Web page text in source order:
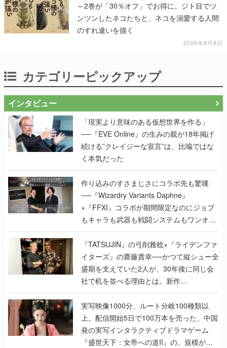
～2巻が「30％オフ」でお得に。ジト目でツ
ンツンしたネコたちと、ネコを溺愛する人間
のすれ違いを描く
2026年8月8日
カテゴリーピックアップ
インタビュー
「現実より意味のある仮想世界を作る」
──『EVE Online』の生みの親が18年掲げ
続ける”クレイジーな宣言”は、比喩ではな
く本気だった
作り込みのすさまじさにコラボ先も驚嘆
──『Wizardry Variants Daphne』
×『FFXI』コラボが期間限定なのにジョブ
もキャラも武器も戦闘システムもワンオフ
で作り込まれた理由を両ディレクターに聞
く
『TATSUJIN』の弓削雅稔×『ライデンファ
イターズ』の齋藤貴幸──かつて縦シュー全
盛期を支えていた2人が、30年後に同じ会
社で机を並べる理由とは。新作
『TATSUJIN EXTREME』で初タッグを組
んだレジェンド2人に訊く開発秘話
実写映像1000分、ルート分岐100種類以
上。配信開始5日で100万本を売った、中国
発の実写インタラクティブドラマゲーム
『盛世天下：女帝への道II』の、規模が違